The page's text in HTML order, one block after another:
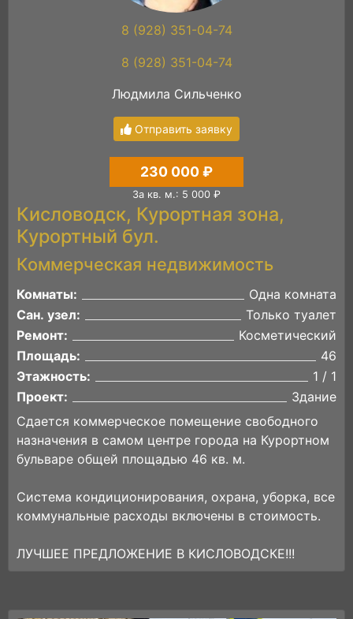
8 (928) 351-04-74
8 (928) 351-04-74
Людмила Сильченко
Отправить заявку
230 000 ₽
За кв. м.: 5 000 ₽
Кисловодск, Курортная зона,
Курортный бул.
Коммерческая недвижимость
Комнаты:
Одна комната
Сан. узел:
Только туалет
Ремонт:
Косметический
Площадь:
46
Этажность:
1 / 1
Проект:
Здание
Сдается коммерческое помещение свободного
назначения в самом центре города на Курортном
бульваре общей площадью 46 кв. м.
Система кондиционирования, охрана, уборка, все
коммунальные расходы включены в стоимость.
ЛУЧШЕЕ ПРЕДЛОЖЕНИЕ В КИСЛОВОДСКЕ!!!